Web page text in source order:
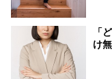
「
け